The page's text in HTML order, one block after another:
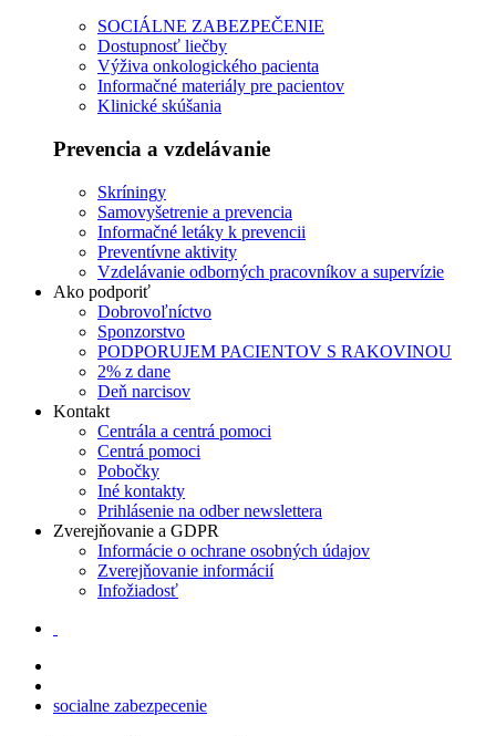
SOCIÁLNE ZABEZPEČENIE
Dostupnosť liečby
Výživa onkologického pacienta
Informačné materiály pre pacientov
Klinické skúšania
Prevencia a vzdelávanie
Skríningy
Samovyšetrenie a prevencia
Informačné letáky k prevencii
Preventívne aktivity
Vzdelávanie odborných pracovníkov a supervízie
Ako podporiť
Dobrovoľníctvo
Sponzorstvo
PODPORUJEM PACIENTOV S RAKOVINOU
2% z dane
Deň narcisov
Kontakt
Centrála a centrá pomoci
Centrá pomoci
Pobočky
Iné kontakty
Prihlásenie na odber newslettera
Zverejňovanie a GDPR
Informácie o ochrane osobných údajov
Zverejňovanie informácií
Infožiadosť
socialne zabezpecenie